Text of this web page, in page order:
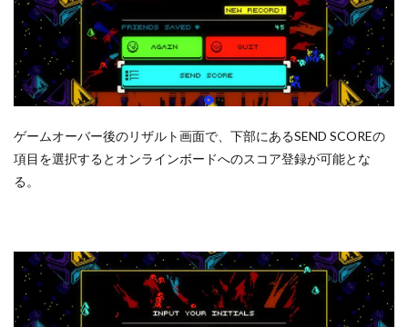
ゲームオーバー後のリザルト画面で、下部にあるSEND SCOREの
項目を選択するとオンラインボードへのスコア登録が可能とな
る。